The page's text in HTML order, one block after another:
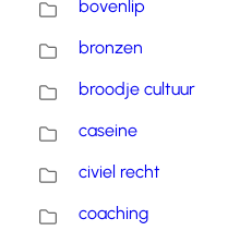
bovenlip
bronzen
broodje cultuur
caseine
civiel recht
coaching